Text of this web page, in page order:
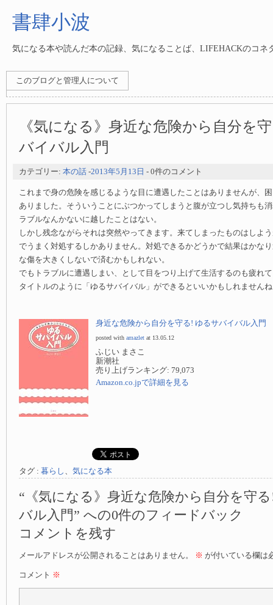
書肆小波
気になる本や読んだ本の記録、気になることば、LIFEHACKのコネ
このブログと管理人について
《気になる》身近な危険から自分を
バイバル入門
カテゴリー: 本の話 -2013年5月13日 - 0件のコメント
これまで身の危険を感じるような目に遭遇したことはありませんが、
ありました。そういうことにぶつかってしまうと腹が立つし気持ちも
ラブルなんかないに越したことはない。
しかし残念ながらそれは突然やってきます。来てしまったものはしよ
でうまく対処するしかありません。対処できるかどうかで結果はかな
な傷を大きくしないで済むかもしれない。
でもトラブルに遭遇しまい、として目をつり上げて生活するのも疲れ
タイトルのように「ゆるサバイバル」ができるといいかもしれません
身近な危険から自分を守る! ゆるサバイバル入門
posted with amazlet at 13.05.12
ふじい まさこ
新潮社
売り上げランキング: 79,073
Amazon.co.jpで詳細を見る
タグ : 暮らし 、 気になる本
“《気になる》身近な危険から自分を守
バル入門” への0件のフィードバック
コメントを残す
メールアドレスが公開されることはありません。 ※ が付いている欄は
コメント ※